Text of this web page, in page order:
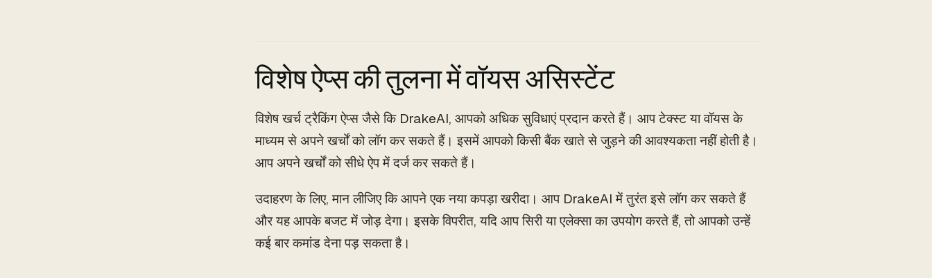
विशेष ऐप्स की तुलना में वॉयस असिस्टेंट
विशेष खर्च ट्रैकिंग ऐप्स जैसे कि DrakeAI, आपको अधिक सुविधाएं प्रदान करते हैं। आप टेक्स्ट या वॉयस के
माध्यम से अपने खर्चों को लॉग कर सकते हैं। इसमें आपको किसी बैंक खाते से जुड़ने की आवश्यकता नहीं होती है।
आप अपने खर्चों को सीधे ऐप में दर्ज कर सकते हैं।
उदाहरण के लिए, मान लीजिए कि आपने एक नया कपड़ा खरीदा। आप DrakeAI में तुरंत इसे लॉग कर सकते हैं
और यह आपके बजट में जोड़ देगा। इसके विपरीत, यदि आप सिरी या एलेक्सा का उपयोग करते हैं, तो आपको उन्हें
कई बार कमांड देना पड़ सकता है।